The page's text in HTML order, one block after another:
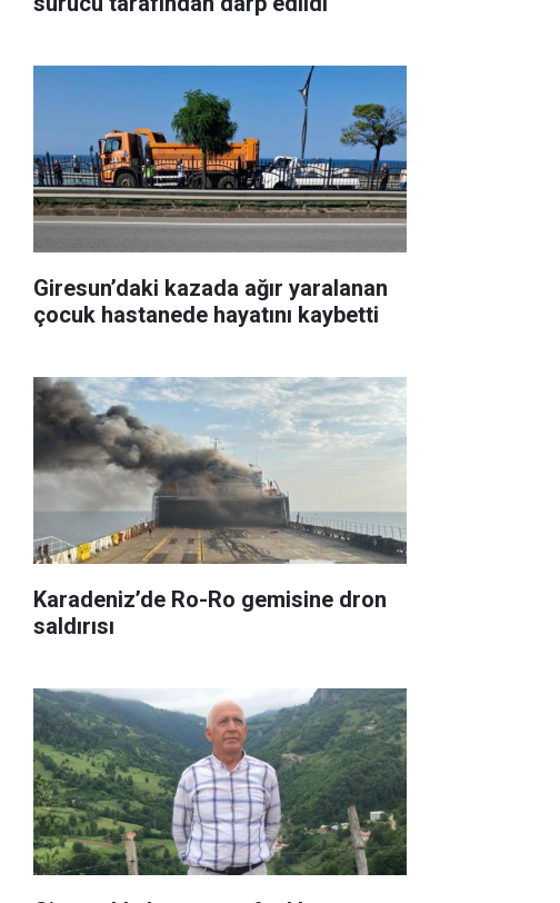
Giresun’daki kazada ağır yaralanan
çocuk hastanede hayatını kaybetti
Karadeniz’de Ro-Ro gemisine dron
saldırısı